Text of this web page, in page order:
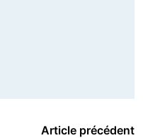
Article précédent